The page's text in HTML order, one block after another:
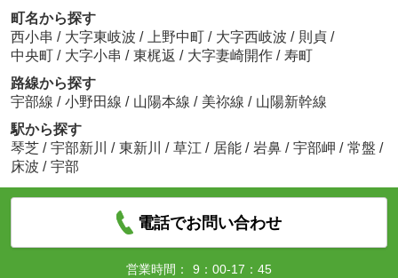
町名から探す
西小串 / 大字東岐波 / 上野中町 / 大字西岐波 / 則貞 /
中央町 / 大字小串 / 東梶返 / 大字妻崎開作 / 寿町
路線から探す
宇部線 / 小野田線 / 山陽本線 / 美祢線 / 山陽新幹線
駅から探す
琴芝 / 宇部新川 / 東新川 / 草江 / 居能 / 岩鼻 / 宇部岬 / 常盤 /
床波 / 宇部
電話でお問い合わせ
営業時間：
9：00-17：45